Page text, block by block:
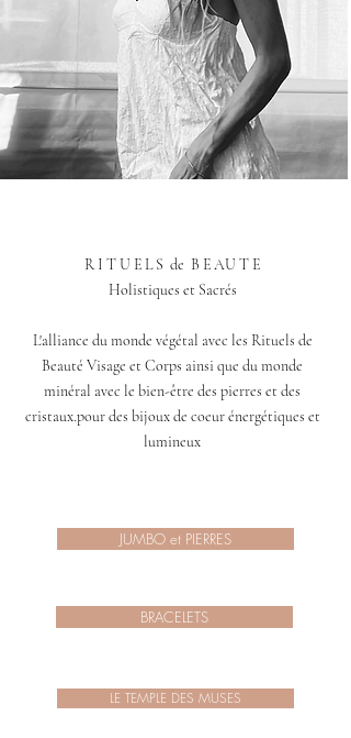
R I T U E L S de B E AU T E
Holistiques et Sacrés
L'alliance du monde végétal avec les Rituels de
Beauté Visage et Corps ainsi que du monde
minéral avec le bien-être des pierres et des
cristaux.pour des bijoux de coeur énergétiques et
lumineux
JUMBO et PIERRES
BRACELETS
LE TEMPLE DES MUSES